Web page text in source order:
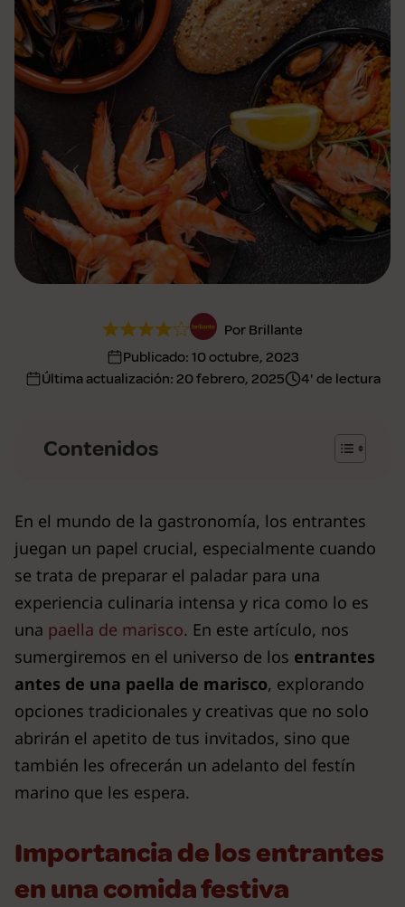
Por Brillante
Publicado: 10 octubre, 2023
Última actualización: 20 febrero, 2025 4' de lectura
Contenidos
En el mundo de la gastronomía, los entrantes
juegan un papel crucial, especialmente cuando
se trata de preparar el paladar para una
experiencia culinaria intensa y rica como lo es
una paella de marisco. En este artículo, nos
sumergiremos en el universo de los entrantes
antes de una paella de marisco, explorando
opciones tradicionales y creativas que no solo
abrirán el apetito de tus invitados, sino que
también les ofrecerán un adelanto del festín
marino que les espera.
Importancia de los entrantes
en una comida festiva